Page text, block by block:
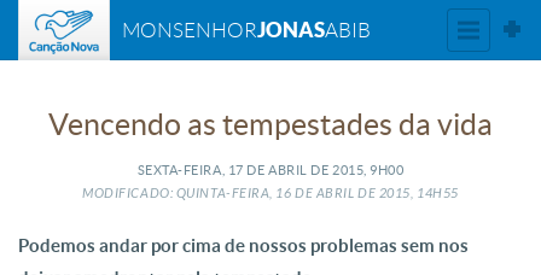
MONSENHORJONASABIB
Vencendo as tempestades da vida
SEXTA-FEIRA, 17 DE ABRIL DE 2015, 9H00
MODIFICADO: QUINTA-FEIRA, 16 DE ABRIL DE 2015, 14H55
Podemos andar por cima de nossos problemas sem nos